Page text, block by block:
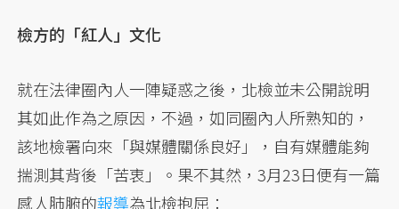
檢方的「紅人」文化
就在法律圈內人一陣疑惑之後，北檢並未公開說明
其如此作為之原因，不過，如同圈內人所熟知的，
該地檢署向來「與媒體關係良好」，自有媒體能夠
揣測其背後「苦衷」。果不其然，3月23日便有一篇
感人肺腑的報導為北檢抱屈：